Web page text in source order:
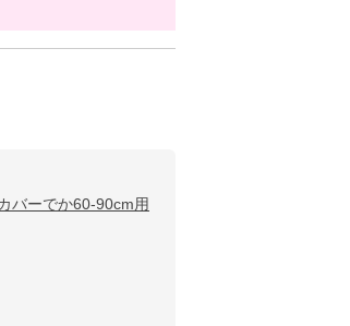
バーでか60-90cm用